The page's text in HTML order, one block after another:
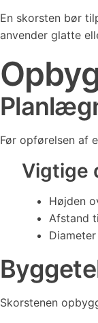
En skorsten bør
anvender glatte
Før opførelsen af
Vigtige
Højden
Afstand
Skorstenen